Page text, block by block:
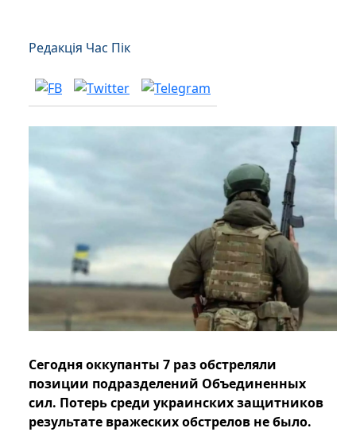
Редакція Час Пік
Сегодня оккупанты 7 раз обстреляли
позиции подразделений Объединенных
сил. Потерь среди украинских защитников
результате вражеских обстрелов не было.